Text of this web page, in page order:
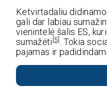
Ketvirtadaliu
gali dar labiau
vienintelė šalis ES,
sumažėti[5]. Tokia
pajamas ir